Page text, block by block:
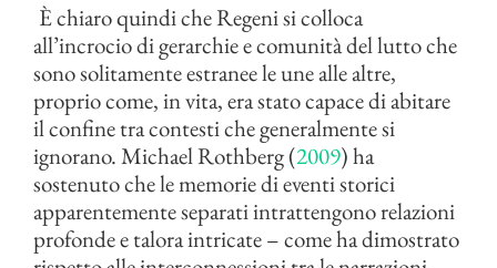
È chiaro quindi che Regeni si colloca
all’incrocio di gerarchie e comunità del lutto che
sono solitamente estranee le une alle altre,
proprio come, in vita, era stato capace di abitare
il confine tra contesti che generalmente si
ignorano. Michael Rothberg (2009) ha
sostenuto che le memorie di eventi storici
apparentemente separati intrattengono relazioni
profonde e talora intricate – come ha dimostrato